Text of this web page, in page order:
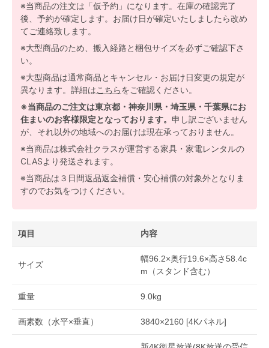
※当商品の注文は「仮予約」になります。在庫の確認完了
後、予約が確定します。お届け日が確定いたしましたら改め
てご連絡致します。
※大型商品のため、搬入経路と梱包サイズを必ずご確認下さ
い。
※大型商品は通常商品とキャンセル・お届け日変更の規定が
異なります。詳細はこちらをご確認ください。
※当商品のご注文は東京都・神奈川県・埼玉県・千葉県にお
住まいのお客様限定となっております。 申し訳ございません
が、それ以外の地域へのお届けは現在承っておりません。
※当商品は株式会社クラスが運営する家具・家電レンタルの
CLASより発送されます。
※当商品は３日間返品返金補償・安心補償の対象外となりま
すのでお気をつけください。
項目 内容
サイズ
幅96.2×奥行19.6×高さ58.4c
m（スタンド含む）
重量 9.0kg
画素数（水平×垂直） 3840×2160 [4Kパネル]